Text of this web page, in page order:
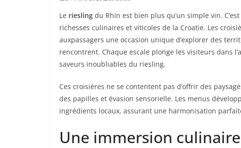
Le riesling du Rhin est bien plus qu’un simple vin.
richesses culinaires et viticoles de la Croatie. Les
auxpassagers une occasion unique d’explorer des
rencontrent. Chaque escale plonge les visiteurs dans
saveurs inoubliables du riesling.
Ces croisières ne se contentent pas d’offrir des
des papilles et évasion sensorielle. Les menus
ingrédients locaux, assurant une harmonisation
Une immersion